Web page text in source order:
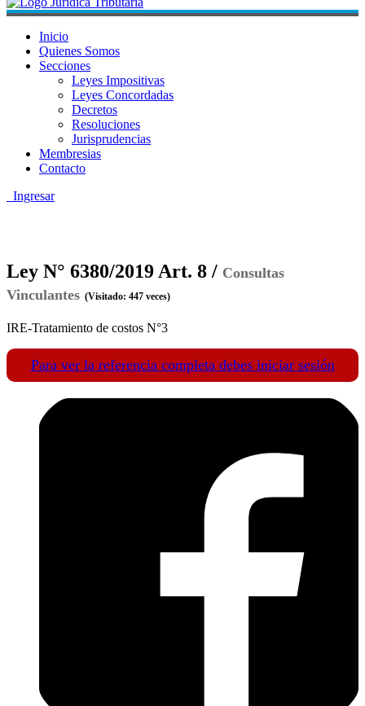
Inicio
Quienes Somos
Secciones
Leyes Impositivas
Leyes Concordadas
Decretos
Resoluciones
Jurisprudencias
Membresias
Contacto
Ingresar
Ley N° 6380/2019 Art. 8 / Consultas
Vinculantes (Visitado: 447 veces)
IRE-Tratamiento de costos N°3
Para ver la referencia completa debes iniciar sesión